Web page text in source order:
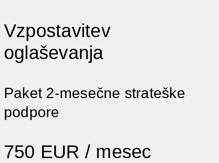
Vzpostavitev
oglaševanja
Paket 2-mesečne strateške
podpore
750 EUR / mesec